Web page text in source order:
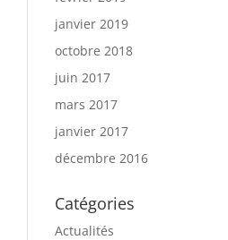
janvier 2019
octobre 2018
juin 2017
mars 2017
janvier 2017
décembre 2016
Catégories
Actualités